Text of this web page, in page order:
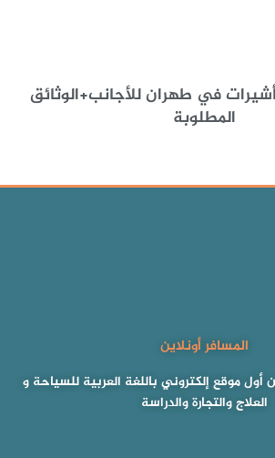
في طهران للأجانب+الوثائق
المطلوبة
المسافر أونلاين
أول موقع إلكتروني باللغة العربية للسياحة و
العلاج والتجارة والدراسة